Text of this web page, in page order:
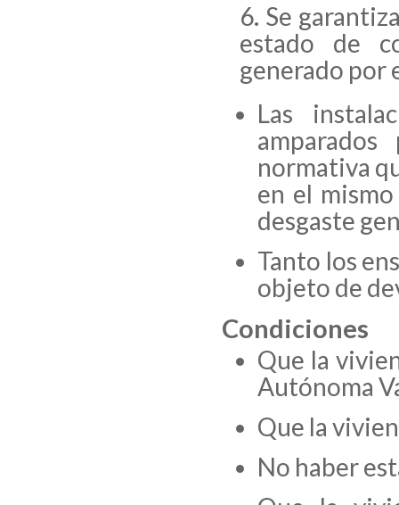
Se
estado de
generado por
Las
normativa
en el
desgaste
Tanto los
objeto de
Condiciones
Que la
Autónoma
Que la
No haber